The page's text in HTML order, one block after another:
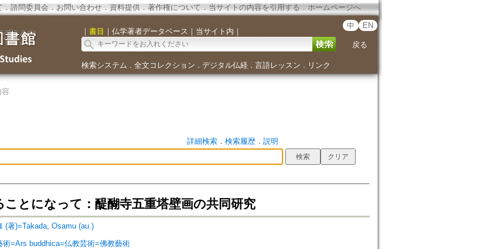
． 諮問委員会． お問い合わせ． 資料提供． 著作権について．当サイトの内容を引用する ． ホームページへ
｜ 書目 ｜ 仏学著者データベース ｜ 当サイト内 ｜
中 EN
戻る
検索システム ． 全文コレクション ． デジタル仏経． 言語レッスン ． リンク
詳細検索． 検索履歴． 説明
ことになって：醍醐寺五重塔壁画の共同研究
(著)=Takada, Osamu (au.)
術=Ars buddhica=仏教芸術=佛教藝術